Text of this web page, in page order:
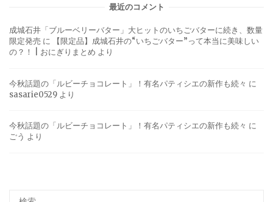
最近のコメント
成城石井「ブルーベリーバター」大ヒットのいちごバターに続き、数量
限定発売 に
【限定品】成城石井の“いちごバター”って本当に美味しい
の？！ | おにぎりまとめ より
今秋話題の「ルビーチョコレート」！有名パティシエの新作も続々 に
sasarie0529 より
今秋話題の「ルビーチョコレート」！有名パティシエの新作も続々 に
ごう より